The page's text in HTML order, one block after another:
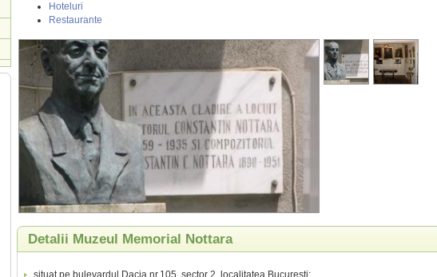
Hoteluri
Restaurante
Detalii Muzeul Memorial Nottara
situat pe bulevardul Dacia nr.105, sector 2, localitatea Bucuresti;